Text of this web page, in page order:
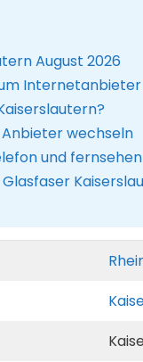
August 2026
Internetanbieter
wechseln
und fernsehen